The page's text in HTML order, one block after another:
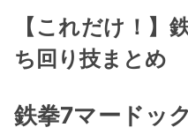
【これだけ！】
ち回り技まとめ
鉄拳7マードッ